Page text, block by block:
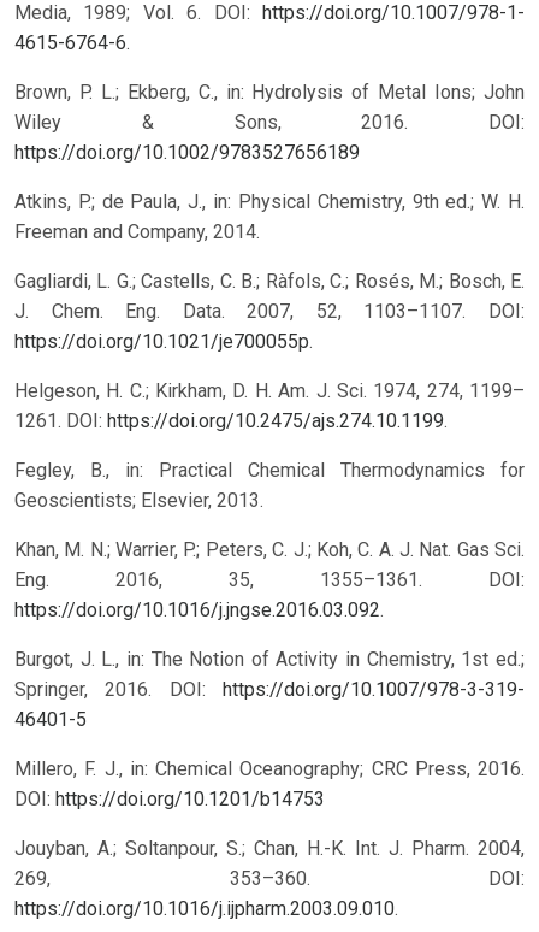
Media, 1989; Vol. 6. DOI: https://doi.org/10.1007/978-1-
4615-6764-6.
Brown, P. L.; Ekberg, C., in: Hydrolysis of Metal Ions; John
Wiley & Sons, 2016. DOI:
https://doi.org/10.1002/9783527656189
Atkins, P.; de Paula, J., in: Physical Chemistry, 9th ed.; W. H.
Freeman and Company, 2014.
Gagliardi, L. G.; Castells, C. B.; Ràfols, C.; Rosés, M.; Bosch, E.
J. Chem. Eng. Data. 2007, 52, 1103–1107. DOI:
https://doi.org/10.1021/je700055p.
Helgeson, H. C.; Kirkham, D. H. Am. J. Sci. 1974, 274, 1199–
1261. DOI: https://doi.org/10.2475/ajs.274.10.1199.
Fegley, B., in: Practical Chemical Thermodynamics for
Geoscientists; Elsevier, 2013.
Khan, M. N.; Warrier, P.; Peters, C. J.; Koh, C. A. J. Nat. Gas Sci.
Eng. 2016, 35, 1355–1361. DOI:
https://doi.org/10.1016/j.jngse.2016.03.092.
Burgot, J. L., in: The Notion of Activity in Chemistry, 1st ed.;
Springer, 2016. DOI:https://doi.org/10.1007/978-3-319-
46401-5
Millero, F. J., in: Chemical Oceanography; CRC Press, 2016.
DOI: https://doi.org/10.1201/b14753
Jouyban, A.; Soltanpour, S.; Chan, H.-K. Int. J. Pharm. 2004,
269, 353–360. DOI:
https://doi.org/10.1016/j.ijpharm.2003.09.010.